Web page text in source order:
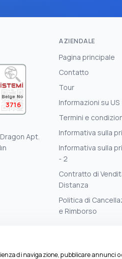
3716
Apt.
AZIENDALE
Pagina principale
Contatto
Tour
Informazioni su US
Termini e
Informativa sulla
Informativa sulla
- 2
Contratto di
Distanza
Politica di
e Rimborso
di navigazione, pubblicare annunci